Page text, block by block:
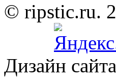
© ripstic.ru.
Дизайн